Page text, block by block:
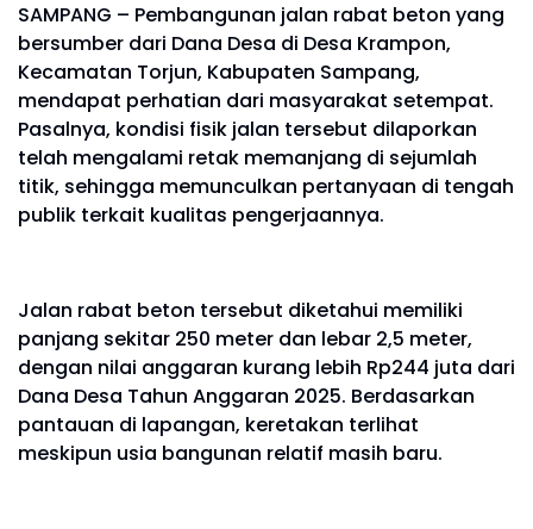
SAMPANG – Pembangunan jalan rabat beton yang
bersumber dari Dana Desa di Desa Krampon,
Kecamatan Torjun, Kabupaten Sampang,
mendapat perhatian dari masyarakat setempat.
Pasalnya, kondisi fisik jalan tersebut dilaporkan
telah mengalami retak memanjang di sejumlah
titik, sehingga memunculkan pertanyaan di tengah
publik terkait kualitas pengerjaannya.
Jalan rabat beton tersebut diketahui memiliki
panjang sekitar 250 meter dan lebar 2,5 meter,
dengan nilai anggaran kurang lebih Rp244 juta dari
Dana Desa Tahun Anggaran 2025. Berdasarkan
pantauan di lapangan, keretakan terlihat
meskipun usia bangunan relatif masih baru.